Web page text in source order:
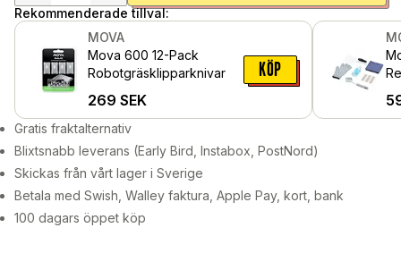
Rekommenderade tillval:
MOVA
Mova 600 12-Pack
Robotgräsklipparknivar
269 SEK
KÖP
Gratis fraktalternativ
Blixtsnabb leverans (Early Bird, Instabox, PostNord)
Skickas från vårt lager i Sverige
Betala med Swish, Walley faktura, Apple Pay, kort, bank
100 dagars öppet köp